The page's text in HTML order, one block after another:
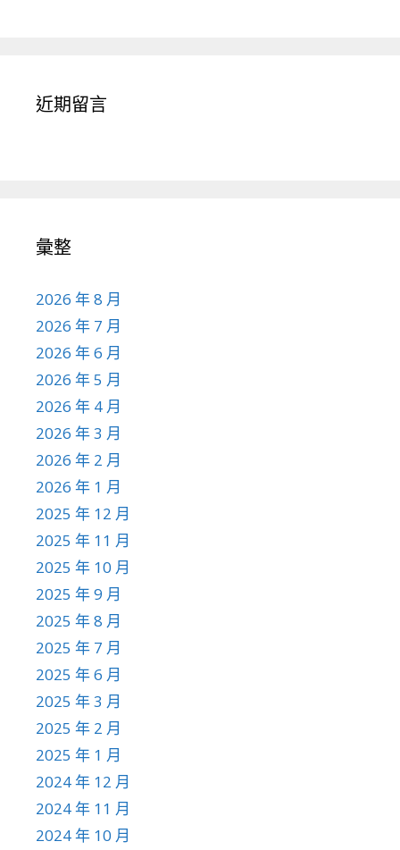
近期留言
彙整
2026 年 8 月
2026 年 7 月
2026 年 6 月
2026 年 5 月
2026 年 4 月
2026 年 3 月
2026 年 2 月
2026 年 1 月
2025 年 12 月
2025 年 11 月
2025 年 10 月
2025 年 9 月
2025 年 8 月
2025 年 7 月
2025 年 6 月
2025 年 3 月
2025 年 2 月
2025 年 1 月
2024 年 12 月
2024 年 11 月
2024 年 10 月